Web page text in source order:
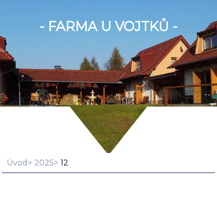
- FARMA U VOJTKŮ -
Úvod 2025 12